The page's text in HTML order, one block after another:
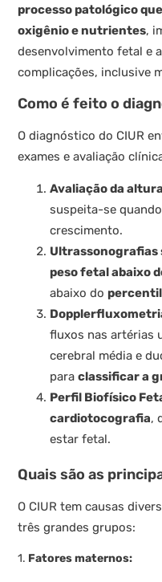
processo patológico
oxigênio e nutrientes,
desenvolvimento fetal e
complicações, inclusive
Como é feito o
O diagnóstico do CIUR
exames e avaliação
Avaliação da
suspeita-se
crescimento.
Ultrassonografias
peso fetal abaixo
abaixo do
fluxos nas artérias
cerebral média e
paraclassificar a
Perfil Biofísico
cardiotocografia,
estar fetal.
Quais são as
O CIUR tem causas
três grandes grupos:
1. Fatores maternos: